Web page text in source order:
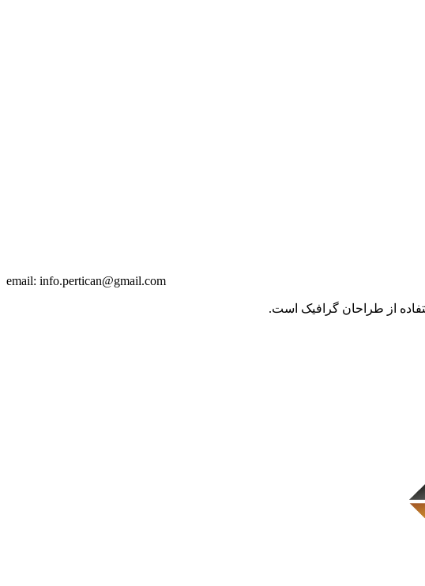
info.pertican@gmail.com
از طراحان گرافیک است.